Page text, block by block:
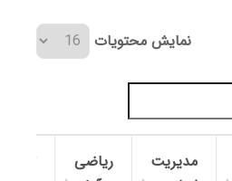
نمایش محتویات
مدیریت
ریاضی